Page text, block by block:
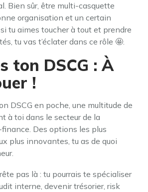
Bien sûr, être multi-casquette
organisation et un certain
tu aimes toucher à tout et prendre
tu vas t’éclater dans ce rôle 🤩.
ton DSCG : À
!
DSCG en poche, une multitude de
à toi dans le secteur de la
Des options les plus
plus innovantes, tu as de quoi
pas là : tu pourrais te spécialiser
interne, devenir trésorier, risk